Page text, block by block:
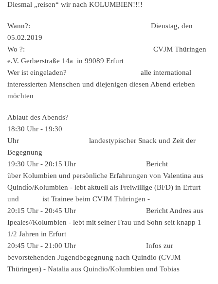
Diesmal „reisen“ wir nach KOLUMBIEN!!!!
Wann?: Dienstag, den
05.02.2019
Wo ?: CVJM Thüringen
e.V. Gerberstraße 14a in 99089 Erfurt
Wer ist eingeladen? alle international
interessierten Menschen und diejenigen diesen Abend erleben
möchten
Ablauf des Abends?
18:30 Uhr - 19:30
Uhr landestypischer Snack und Zeit der
Begegnung
19:30 Uhr - 20:15 Uhr Bericht
über Kolumbien und persönliche Erfahrungen von Valentina aus
Quindío/Kolumbien - lebt aktuell als Freiwillige (BFD) in Erfurt
und ist Trainee beim CVJM Thüringen -
20:15 Uhr - 20:45 Uhr Bericht Andres aus
Ipeales//Kolumbien - lebt mit seiner Frau und Sohn seit knapp 1
1/2 Jahren in Erfurt
20:45 Uhr - 21:00 Uhr Infos zur
bevorstehenden Jugendbegegnung nach Quindio (CVJM
Thüringen) - Natalia aus Quindio/Kolumbien und Tobias